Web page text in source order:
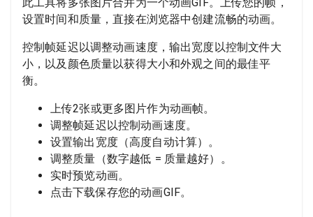
设置时间和质量，直接在浏览器中创建流畅的动画。
控制帧延迟以调整动画速度，输出宽度以控制文件大
小，以及颜色质量以获得大小和外观之间的最佳平
衡。
上传2张或更多图片作为动画帧。
调整帧延迟以控制动画速度。
设置输出宽度（高度自动计算）。
调整质量（数字越低 = 质量越好）。
实时预览动画。
点击下载保存您的动画GIF。